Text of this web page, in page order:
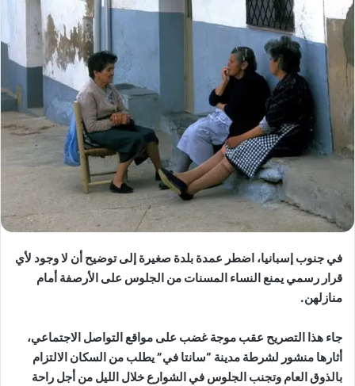
في جنوب إسبانيا، اضطر عمدة بلدة صغيرة إلى توضيح أن لا وجود لأي
قرار رسمي يمنع النساء المسنات من الجلوس على الأرصفة أمام
منازلهن.
جاء هذا التصريح عقب موجة غضب على مواقع التواصل الاجتماعي،
أثارها منشور لشرطة مدينة “سانتا في” يطلب من السكان الالتزام
بالذوق العام وتجنب الجلوس في الشوارع خلال الليل من أجل راحة